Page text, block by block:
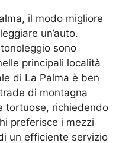
il modo migliore
un’auto.
sono
principali località
di La Palma è ben
di montagna
tortuose, richiedendo
preferisce i mezzi
un efficiente servizio